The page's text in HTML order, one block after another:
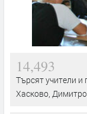
14,493
Търсят учители и
Хасково,